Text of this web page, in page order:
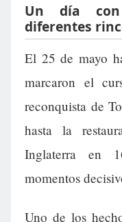
Un día
diferentes
El 25 de mayo
marcaron el
reconquista de
hasta la
Inglaterra en
momentos
Uno de los